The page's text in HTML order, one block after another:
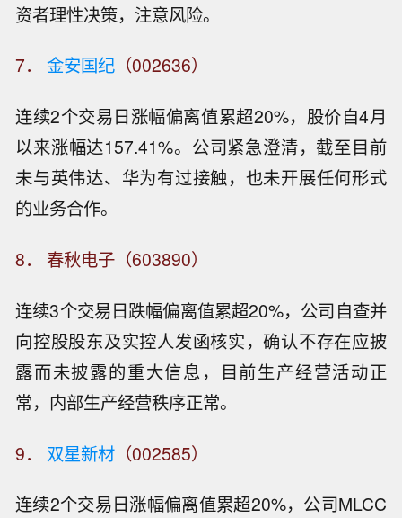
资者理性决策，注意风险。
7．金安国纪 （002636）
连续2个交易日涨幅偏离值累超20%，股价自4月
以来涨幅达157.41%。公司紧急澄清，截至目前
未与英伟达、华为有过接触，也未开展任何形式
的业务合作。
8． 春秋电子（603890）
连续3个交易日跌幅偏离值累超20%，公司自查并
向控股股东及实控人发函核实，确认不存在应披
露而未披露的重大信息，目前生产经营活动正
常，内部生产经营秩序正常。
9． 双星新材 （002585）
连续2个交易日涨幅偏离值累超20%，公司MLCC